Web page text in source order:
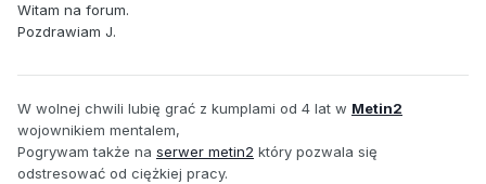
Witam na forum.
Pozdrawiam J.
W wolnej chwili lubię grać z kumplami od 4 lat w Metin2
wojownikiem mentalem,
Pogrywam także na serwer metin2 który pozwala się
odstresować od ciężkiej pracy.